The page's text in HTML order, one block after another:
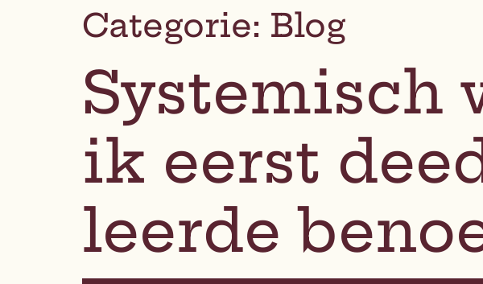
Categorie: Blog
Systemisch
ik eerst
leerde